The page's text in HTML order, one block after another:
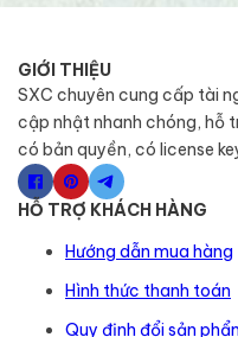
GIỚI THIỆU
SXC chuyên cung cấp tài
cập nhật nhanh chóng, hỗ
có bản quyền, có license
HỖ TRỢ KHÁCH HÀNG
Hướng dẫn mua hàng
Hình thức thanh toán
Quy định đổi sản